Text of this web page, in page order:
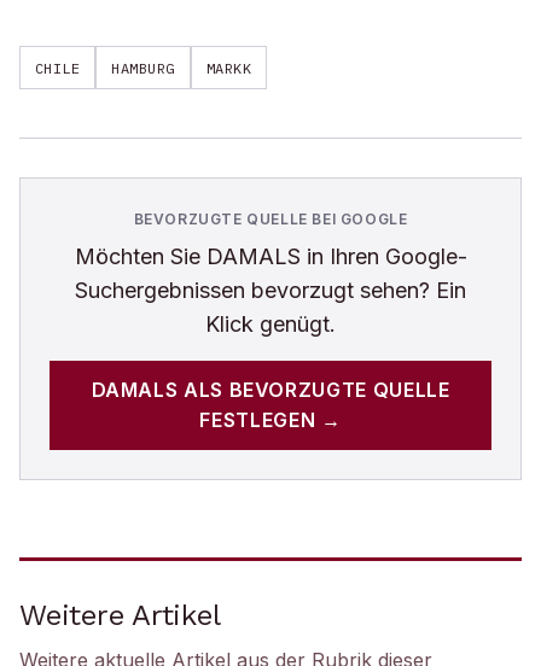
CHILE HAMBURG MARKK
BEVORZUGTE QUELLE BEI GOOGLE
Möchten Sie DAMALS in Ihren Google-
Suchergebnissen bevorzugt sehen? Ein
Klick genügt.
DAMALS ALS BEVORZUGTE QUELLE
FESTLEGEN →
Weitere Artikel
Weitere aktuelle Artikel aus der Rubrik dieser